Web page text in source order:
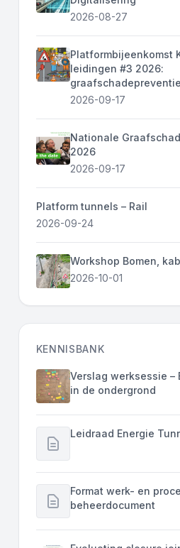
2026-08-27
Platformbijeenkomst
leidingen #3 2026:
graafschadepreventie
2026-09-17
Nationale
2026
2026-09-17
Platform tunnels – Rail
2026-09-24
Workshop Bomen,
2026-10-01
KENNISBANK
Verslag werksessie –
in de ondergrond
Leidraad Energie
Format werk- en
beheerdocument